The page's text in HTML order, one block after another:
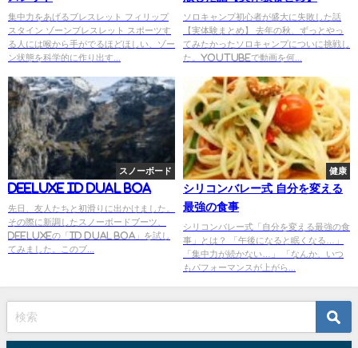
集中力をあげるブレスレット フィリップ
スタイン ゾーンブレスレット スポーツす
る人には喉から手がでるほどほしい、ゾー
ン状態を科学的に作り出す...
ソロキャンプ初心者が盛大に失敗した話
【実体験まとめ】 去年の秋、ずっとやっ
てみたかったソロキャンプについに挑戦し
た。YouTubeで動画を何...
スノーボード
DEELUXE ID DUAL BOA
先日、友人たちと初滑りに出かけました。
その際に新調したスノーボードブーツ、
DEELUXEの「ID DUAL BOA」を試し
てみました。このブ...
健康
シリコンバレー式 自分を変える
最強の食事
シリコンバレー式「自分を変える最強の食
事」とは？ 「午後になると眠くなる…」
「集中力が続かない…」 「なんか、いつ
もパフォーマンスが上がら...